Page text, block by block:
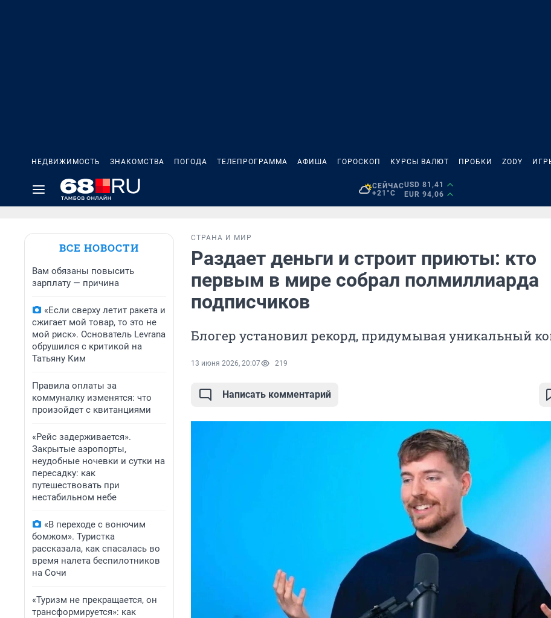
НЕДВИЖИМОСТЬ ЗНАКОМСТВА ПОГОДА ТЕЛЕПРОГРАММА АФИША ГОРОСКОП КУРСЫ ВАЛЮТ ПРОБКИ ZODY
СЕЙЧАС
+21°C
USD 81,41
EUR 94,06
ВСЕ НОВОСТИ
Вам обязаны повысить
зарплату — причина
«Если сверху летит ракета и
сжигает мой товар, то это не
мой риск». Основатель Levrana
обрушился с критикой на
Татьяну Ким
Правила оплаты за
коммуналку изменятся: что
произойдет с квитанциями
«Рейс задерживается».
Закрытые аэропорты,
неудобные ночевки и сутки на
пересадку: как
путешествовать при
нестабильном небе
«В переходе с вонючим
бомжом». Туристка
рассказала, как спасалась во
время налета беспилотников
на Сочи
«Туризм не прекращается, он
трансформируется»: как
СТРАНА И МИР
Раздает деньги и строит приюты: кто
первым в мире собрал полмиллиарда
подписчиков
Блогер установил рекорд, придумывая уникальный
13 июня 2026, 20:07 219
Написать комментарий